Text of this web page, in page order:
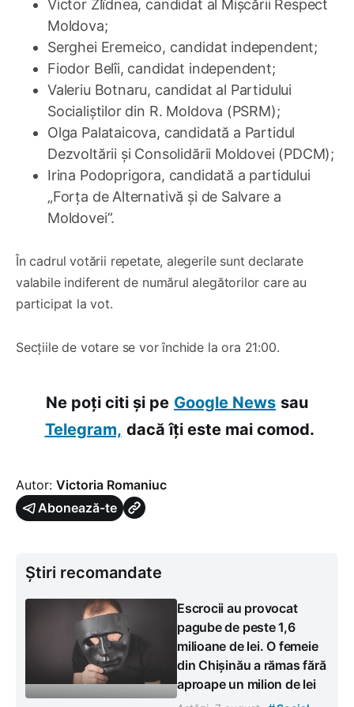
Victor Zlîdnea, candidat al Mișcării Respect
Moldova;
Serghei Eremeico, candidat independent;
Fiodor Belîi, candidat independent;
Valeriu Botnaru, candidat al Partidului
Socialiștilor din R. Moldova (PSRM);
Olga Palataicova, candidată a Partidul
Dezvoltării și Consolidării Moldovei (PDCM);
Irina Podoprigora, candidată a partidului
„Forța de Alternativă și de Salvare a
Moldovei”.
În cadrul votării repetate, alegerile sunt declarate
valabile indiferent de numărul alegătorilor care au
participat la vot.
Secțiile de votare se vor închide la ora 21:00.
Ne poți citi și pe Google News sau
Telegram, dacă îți este mai comod.
Autor: Victoria Romaniuc
Abonează-te
Știri recomandate
Escrocii au provocat
pagube de peste 1,6
milioane de lei. O femeie
din Chișinău a rămas fără
aproape un milion de lei